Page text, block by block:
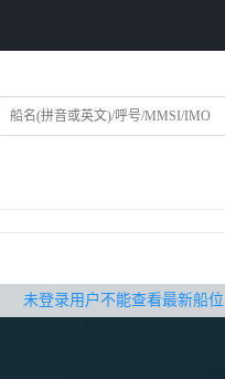
未登录用户不能查看最新船位
无权查看最新船位，请联系开通